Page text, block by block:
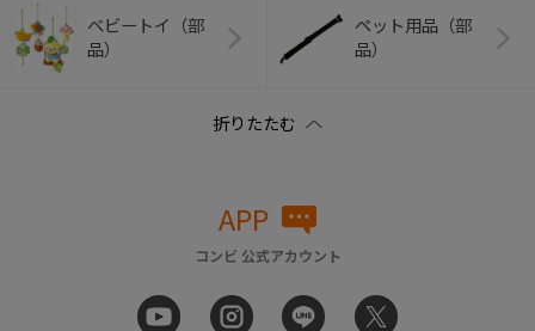
ベビートイ（部
品）
ペット用品（部
品）
APP
コンビ 公式アカウント